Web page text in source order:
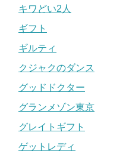
キワどい2人
ギフト
ギルティ
クジャクのダンス
グッドドクター
グランメゾン東京
グレイトギフト
ゲットレディ